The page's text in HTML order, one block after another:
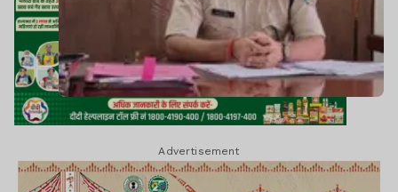
Advertisement